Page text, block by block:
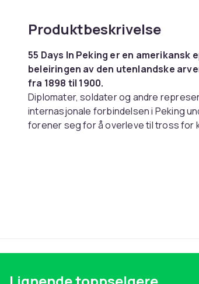
Produktbeskrivelse
55 Days In Peking er en
beleiringen av den utenlandske
fra 1898 til 1900.
Diplomater, soldater og andre
internasjonale forbindelsen i Peking
forener seg for å overleve til tross for
hjelp og stilltiende støtte fra